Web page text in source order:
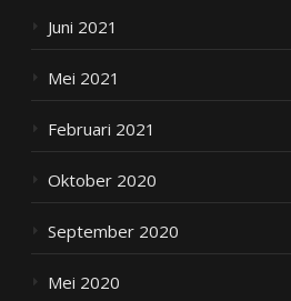
Juni 2021
Mei 2021
Februari 2021
Oktober 2020
September 2020
Mei 2020